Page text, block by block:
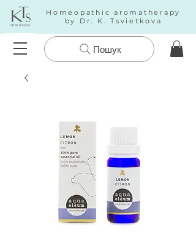
Homeopathic aromatherapy
by Dr. K. Tsvietkova
Пошук